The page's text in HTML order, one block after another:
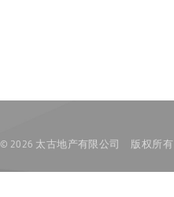
© 2026 太古地产有限公司 版权所有